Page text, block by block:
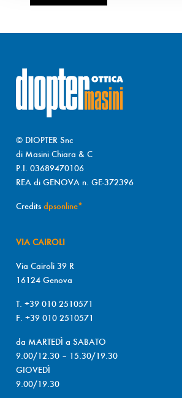
© DIOPTER Snc
di Masini Chiara & C
P.I. 03689470106
REA di GENOVA n. GE-372396
Credits dpsonline*
VIA CAIROLI
Via Cairoli 39 R
16124 Genova
T. +39 010 2510571
F. +39 010 2510571
da MARTEDÌ a SABATO
9.00/12.30 – 15.30/19.30
GIOVEDÌ
9.00/19.30